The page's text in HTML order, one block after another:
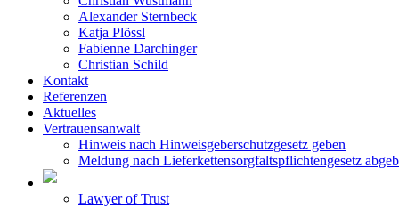
Alexander Sternbeck
Katja Plössl
Fabienne Darchinger
Christian Schild
Kontakt
Referenzen
Aktuelles
Vertrauensanwalt
Hinweis nach Hinweisgeberschutzgesetz geben
Meldung nach Lieferkettensorgfaltspflichtengesetz
Lawyer of Trust